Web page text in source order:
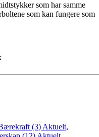
som har samme
som kan fungere som
(3) Aktuelt,